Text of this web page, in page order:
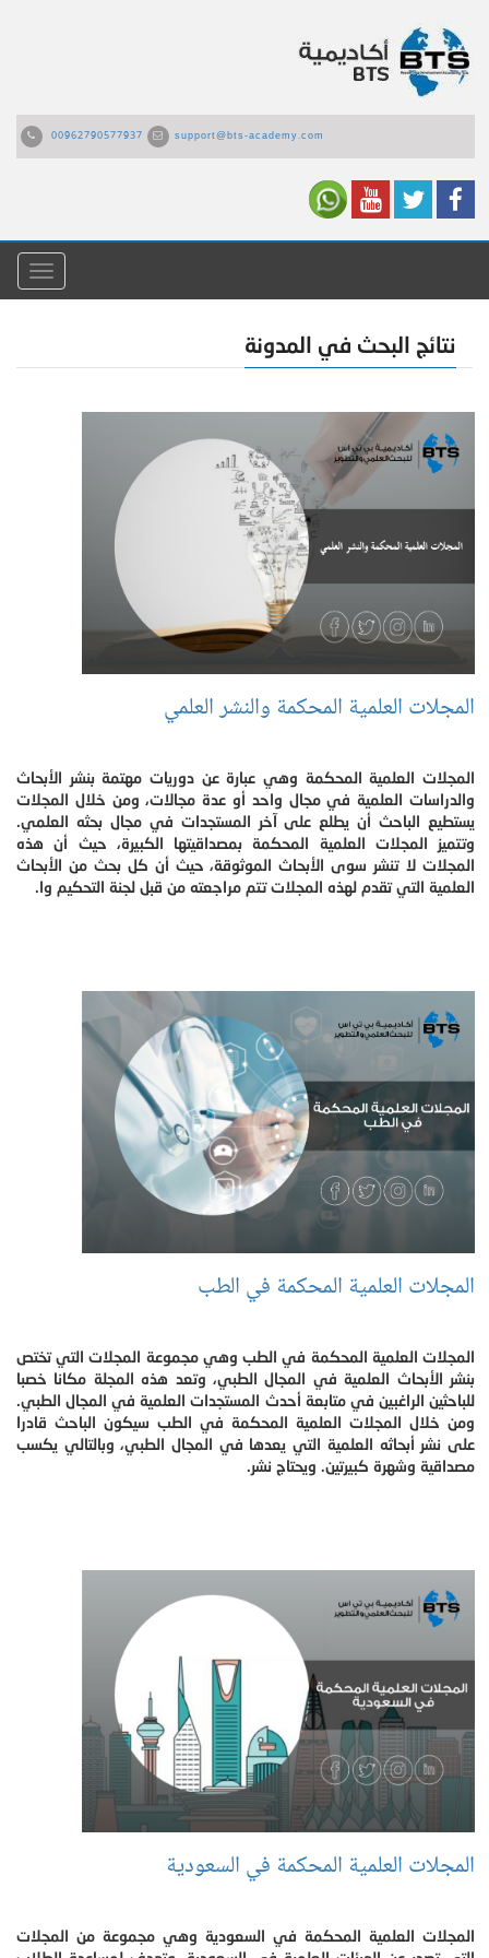
00962790577937 support@bts-academy.com
القائمة
نتائج البحث في المدونة
المجلات العلمية المحكمة والنشر العلمي
المجلات العلمية المحكمة وهي عبارة عن دوريات مهتمة بنشر الأبحاث
والدراسات العلمية في مجال واحد أو عدة مجالات، ومن خلال المجلات
يستطيع الباحث أن يطلع على آخر المستجدات في مجال بحثه العلمي.
وتتميز المجلات العلمية المحكمة بمصداقيتها الكبيرة، حيث أن هذه
المجلات لا تنشر سوى الأبحاث الموثوقة، حيث أن كل بحث من الأبحاث
العلمية التي تقدم لهذه المجلات تتم مراجعته من قبل لجنة التحكيم وا.
المجلات العلمية المحكمة في الطب
المجلات العلمية المحكمة في الطب وهي مجموعة المجلات التي تختص
بنشر الأبحاث العلمية في المجال الطبي، وتعد هذه المجلة مكانا خصبا
للباحثين الراغبين في متابعة أحدث المستجدات العلمية في المجال الطبي.
ومن خلال المجلات العلمية المحكمة في الطب سيكون الباحث قادرا
على نشر أبحاثه العلمية التي يعدها في المجال الطبي، وبالتالي يكسب
مصداقية وشهرة كبيرتين. ويحتاج نشر.
المجلات العلمية المحكمة في السعودية
المجلات العلمية المحكمة في السعودية وهي مجموعة من المجلات